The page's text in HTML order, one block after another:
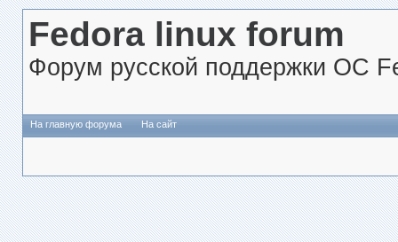
Fedora linux forum
Форум русской поддержки ОС
На главную форума На сайт